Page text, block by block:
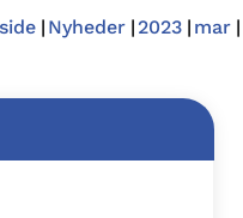
Nyheder 2023 mar